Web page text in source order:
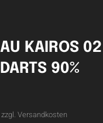
KAIROS 02
90%
zzgl. Versandkosten